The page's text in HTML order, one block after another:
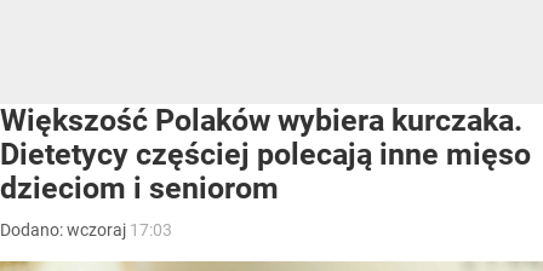
Większość Polaków wybiera kurczaka.
Dietetycy częściej polecają inne mięso
dzieciom i seniorom
Dodano:wczoraj 17:03